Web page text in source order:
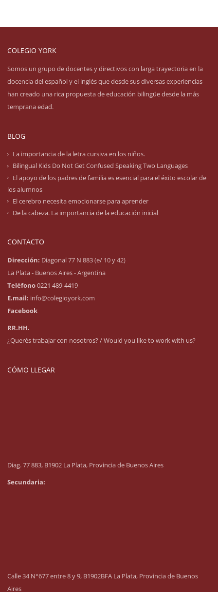
COLEGIO YORK
Somos un grupo de docentes y directivos con larga trayectoria en la
docencia del español y el inglés que desde sus diversas experiencias
han creado una rica propuesta de educación bilingüe desde la más
temprana edad.
BLOG
La importancia de la letra cursiva en los niños.
Bilingual Kids Do Not Get Confused Speaking Two Languages
El apoyo de los padres de familia es esencial para el éxito escolar de
los alumnos
El cerebro necesita emocionarse para aprender
De la cabeza. La importancia de la educación inicial
CONTACTO
Dirección: Diagonal 77 N 883 (e/ 10 y 42)
La Plata - Buenos Aires - Argentina
Teléfono0221 489-4419
E.mail: info@colegioyork.com
Facebook
RR.HH.
¿Querés trabajar con nosotros? / Would you like to work with us?
CÓMO LLEGAR
Diag. 77 883, B1902 La Plata, Provincia de Buenos Aires
Secundaria:
Calle 34 N°677 entre 8 y 9, B1902BFA La Plata, Provincia de Buenos
Aires